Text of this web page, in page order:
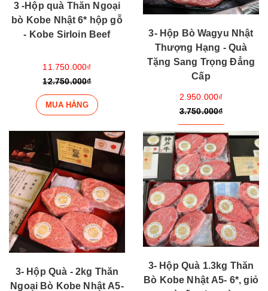
3 -Hộp quà Thăn Ngoại
bò Kobe Nhật 6* hộp gỗ
- Kobe Sirloin Beef
11.750.000₫
12.750.000₫
MUA HÀNG
3- Hộp Bò Wagyu Nhật
Thượng Hạng - Quà
Tặng Sang Trọng Đẳng
Cấp
2.950.000₫
3.750.000₫
MUA HÀNG
3- Hộp Quà - 2kg Thăn
Ngoại Bò Kobe Nhật A5-
3- Hộp Quà 1.3kg Thăn
Bò Kobe Nhật A5- 6*, giỏ